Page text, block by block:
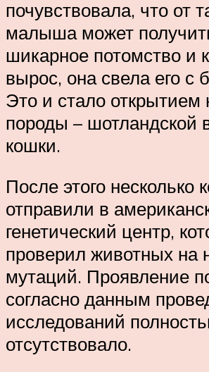
почувствовала, что от
малыша может
шикарное потомство и
вырос, она свела его с
Это и стало открытием
породы – шотландской
кошки.
После этого несколько
отправили в
генетический центр,
проверил животных на
мутаций. Проявление
согласно данным
исследований
отсутствовало.